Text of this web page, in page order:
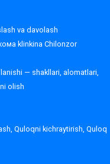
va davolash
klinkina Chilonzor
— shakllari, alomatlari,
olish
Quloqni kichraytirish, Quloq